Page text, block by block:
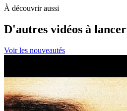
À découvrir aussi
D'autres vidéos à lancer
Voir les nouveautés